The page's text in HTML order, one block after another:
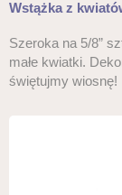
Wstążka z
Szeroka na 5/8”
małe kwiatki.
świętujmy wiosnę!